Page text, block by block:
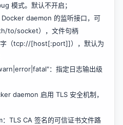
模式。默认不开启；
daemon 的监听接口，可
to/socket），文件句柄
（tcp://[host[:port]]），默认为
：指定日志输出级
daemon 启用 TLS 安全机制，
TLS CA 签名的可信证书文件路